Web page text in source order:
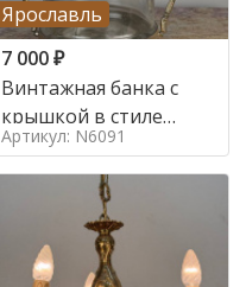
Ярославль
7 000₽
Винтажная банка с
крышкой в стиле
Италия,
Артикул: N6091